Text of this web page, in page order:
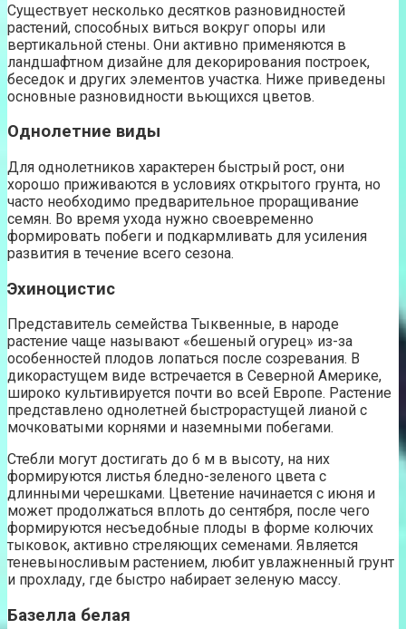
Существует несколько десятков разновидностей
растений, способных виться вокруг опоры или
вертикальной стены. Они активно применяются в
ландшафтном дизайне для декорирования построек,
беседок и других элементов участка. Ниже приведены
основные разновидности вьющихся цветов.
Однолетние виды
Для однолетников характерен быстрый рост, они
хорошо приживаются в условиях открытого грунта, но
часто необходимо предварительное проращивание
семян. Во время ухода нужно своевременно
формировать побеги и подкармливать для усиления
развития в течение всего сезона.
Эхиноцистис
Представитель семейства Тыквенные, в народе
растение чаще называют «бешеный огурец» из-за
особенностей плодов лопаться после созревания. В
дикорастущем виде встречается в Северной Америке,
широко культивируется почти во всей Европе. Растение
представлено однолетней быстрорастущей лианой с
мочковатыми корнями и наземными побегами.
Стебли могут достигать до 6 м в высоту, на них
формируются листья бледно-зеленого цвета с
длинными черешками. Цветение начинается с июня и
может продолжаться вплоть до сентября, после чего
формируются несъедобные плоды в форме колючих
тыковок, активно стреляющих семенами. Является
теневыносливым растением, любит увлажненный грунт
и прохладу, где быстро набирает зеленую массу.
Базелла белая